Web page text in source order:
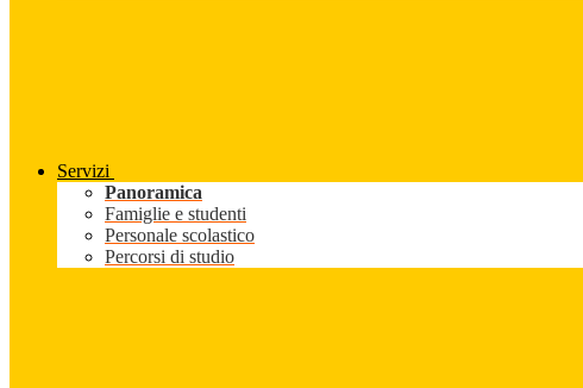
Servizi
Panoramica
Famiglie e studenti
Personale scolastico
Percorsi di studio